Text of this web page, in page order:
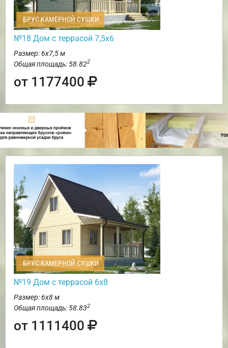
БРУС КАМЕРНОЙ СУШКИ
№18 Дом с террасой 7,5х6
Размер: 6х7,5 м
Общая площадь: 58.822
от 1177400
БРУС КАМЕРНОЙ СУШКИ
№19 Дом с террасой 6х8
Размер: 6х8 м
Общая площадь: 58.832
от 1111400